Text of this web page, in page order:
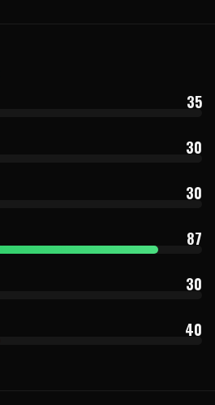
35
30
30
87
30
40